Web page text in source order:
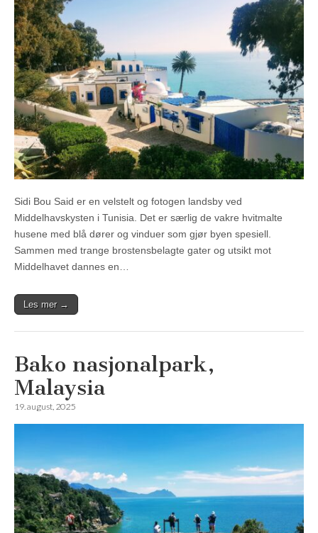
Sidi Bou Said er en velstelt og fotogen landsby ved
Middelhavskysten i Tunisia. Det er særlig de vakre hvitmalte
husene med blå dører og vinduer som gjør byen spesiell.
Sammen med trange brostensbelagte gater og utsikt mot
Middelhavet dannes en…
Les mer →
Bako nasjonalpark,
Malaysia
19. august, 2025